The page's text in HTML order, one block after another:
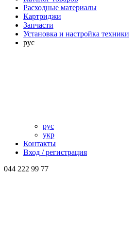
Расходные материалы
Картриджи
Запчасти
Установка и настройка техники
рус
рус
укр
Контакты
Вход / регистрация
044 222 99 77